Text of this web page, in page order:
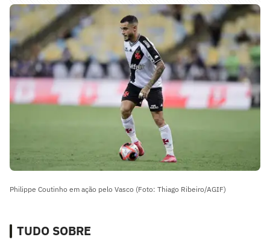
Philippe Coutinho em ação pelo Vasco (Foto: Thiago Ribeiro/AGIF)
TUDO SOBRE